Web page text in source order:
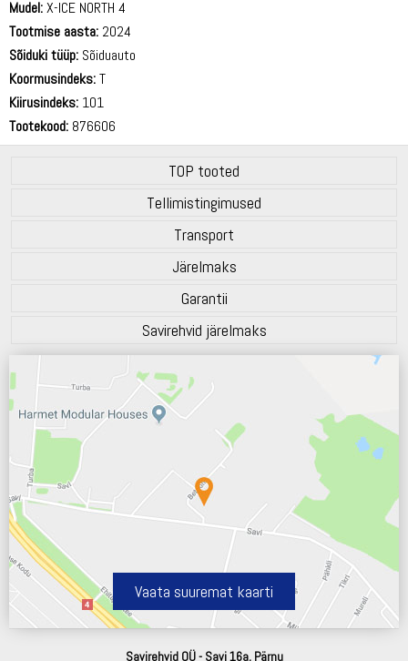
Mudel:X-ICE NORTH 4
Tootmise aasta: 2024
Sõiduki tüüp: Sõiduauto
Koormusindeks:T
Kiirusindeks: 101
Tootekood: 876606
TOP tooted
Tellimistingimused
Transport
Järelmaks
Garantii
Savirehvid järelmaks
Vaata suuremat kaarti
Savirehvid OÜ - Savi 16a, Pärnu